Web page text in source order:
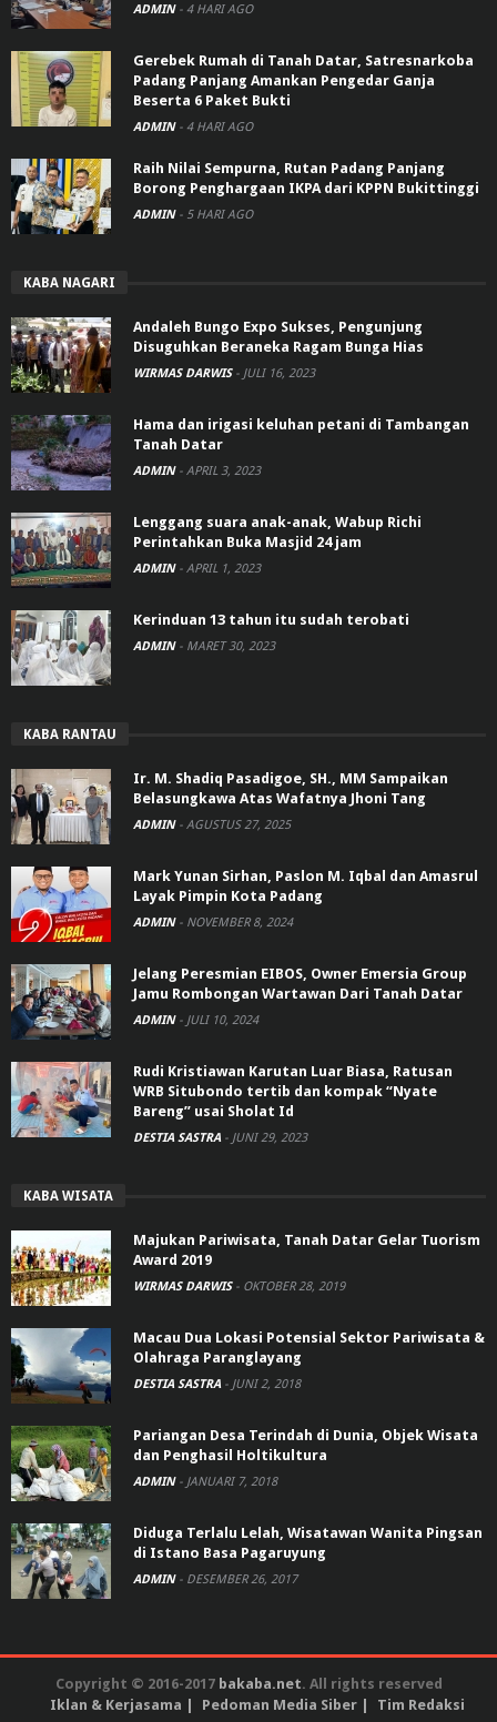
ADMIN - 4 HARI AGO
Gerebek Rumah di Tanah Datar, Satresnarkoba
Padang Panjang Amankan Pengedar Ganja
Beserta 6 Paket Bukti
ADMIN - 4 HARI AGO
Raih Nilai Sempurna, Rutan Padang Panjang
Borong Penghargaan IKPA dari KPPN Bukittinggi
ADMIN - 5 HARI AGO
KABA NAGARI
Andaleh Bungo Expo Sukses, Pengunjung
Disuguhkan Beraneka Ragam Bunga Hias
WIRMAS DARWIS - JULI 16, 2023
Hama dan irigasi keluhan petani di Tambangan
Tanah Datar
ADMIN - APRIL 3, 2023
Lenggang suara anak-anak, Wabup Richi
Perintahkan Buka Masjid 24 jam
ADMIN - APRIL 1, 2023
Kerinduan 13 tahun itu sudah terobati
ADMIN - MARET 30, 2023
KABA RANTAU
Ir. M. Shadiq Pasadigoe, SH., MM Sampaikan
Belasungkawa Atas Wafatnya Jhoni Tang
ADMIN - AGUSTUS 27, 2025
Mark Yunan Sirhan, Paslon M. Iqbal dan Amasrul
Layak Pimpin Kota Padang
ADMIN - NOVEMBER 8, 2024
Jelang Peresmian EIBOS, Owner Emersia Group
Jamu Rombongan Wartawan Dari Tanah Datar
ADMIN - JULI 10, 2024
Rudi Kristiawan Karutan Luar Biasa, Ratusan
WRB Situbondo tertib dan kompak “Nyate
Bareng” usai Sholat Id
DESTIA SASTRA - JUNI 29, 2023
KABA WISATA
Majukan Pariwisata, Tanah Datar Gelar Tuorism
Award 2019
WIRMAS DARWIS - OKTOBER 28, 2019
Macau Dua Lokasi Potensial Sektor Pariwisata &
Olahraga Paranglayang
DESTIA SASTRA - JUNI 2, 2018
Pariangan Desa Terindah di Dunia, Objek Wisata
dan Penghasil Holtikultura
ADMIN - JANUARI 7, 2018
Diduga Terlalu Lelah, Wisatawan Wanita Pingsan
di Istano Basa Pagaruyung
ADMIN - DESEMBER 26, 2017
Copyright © 2016-2017 bakaba.net. All rights reserved
Iklan & Kerjasama
Pedoman Media Siber Tim Redaksi